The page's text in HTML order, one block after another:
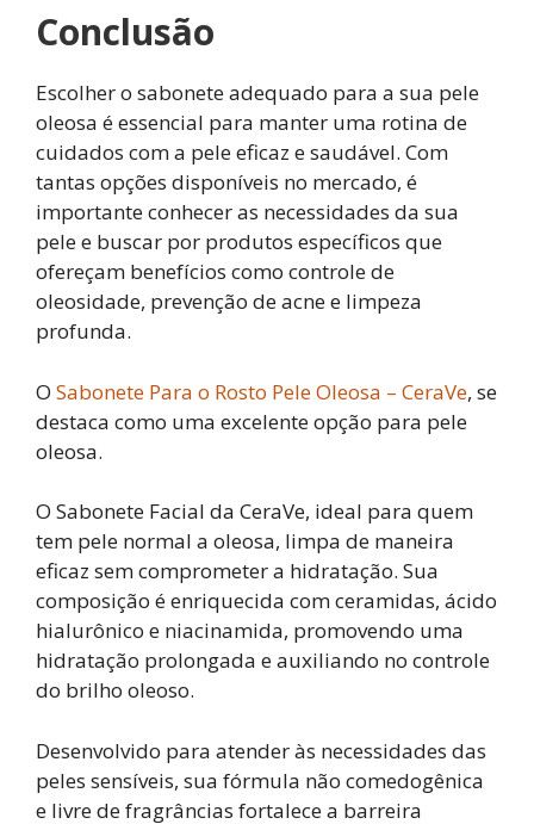
Conclusão
Escolher o sabonete adequado para a sua pele
oleosa é essencial para manter uma rotina de
cuidados com a pele eficaz e saudável. Com
tantas opções disponíveis no mercado, é
importante conhecer as necessidades da sua
pele e buscar por produtos específicos que
ofereçam benefícios como controle de
oleosidade, prevenção de acne e limpeza
profunda.
O Sabonete Para o Rosto Pele Oleosa – CeraVe, se
destaca como uma excelente opção para pele
oleosa.
O Sabonete Facial da CeraVe, ideal para quem
tem pele normal a oleosa, limpa de maneira
eficaz sem comprometer a hidratação. Sua
composição é enriquecida com ceramidas, ácido
hialurônico e niacinamida, promovendo uma
hidratação prolongada e auxiliando no controle
do brilho oleoso.
Desenvolvido para atender às necessidades das
peles sensíveis, sua fórmula não comedogênica
e livre de fragrâncias fortalece a barreira